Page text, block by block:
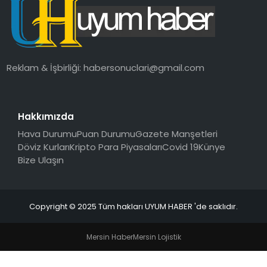
SAĞLIK
MAGAZIN
Reklam & İşbirliği:habersonuclari@gmail.com
Hakkımızda
Hava DurumuPuan DurumuGazete Manşetleri
Döviz KurlarıKripto Para PiyasalarıCovid 19Künye
Bize Ulaşın
Copyright © 2025 Tüm hakları UYUM HABER 'de saklıdır.
Mersin HaberMersin Lojistik